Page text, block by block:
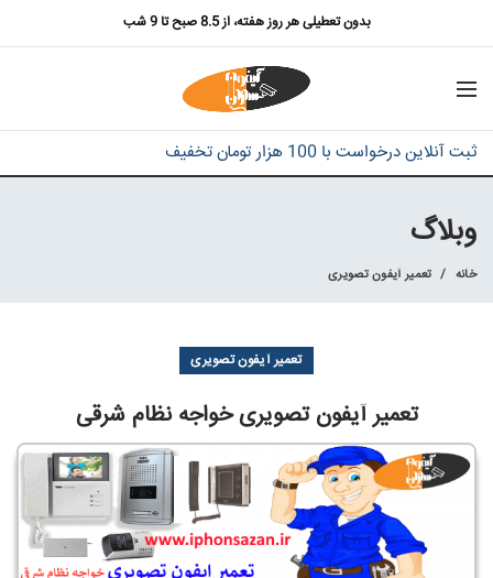
بدون تعطیلی هر روز هفته، از 8.5 صبح تا 9 شب
ثبت آنلاین درخواست با 100 هزار تومان تخفیف
وبلاگ
خانه تعمیر آیفون تصویری
تعمیر آیفون تصویری
تعمیر آیفون تصویری خواجه نظام شرقی